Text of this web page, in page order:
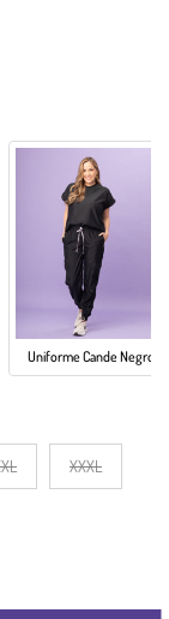
Uniforme Cande Negro
XXXL